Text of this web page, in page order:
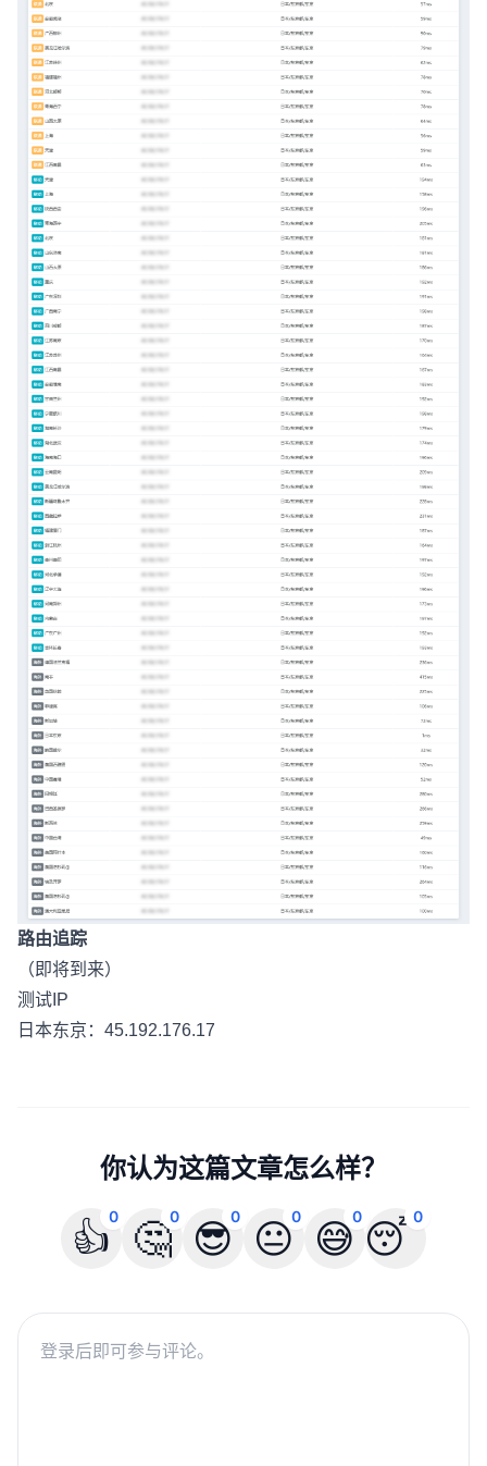
路由追踪
（即将到来）
测试IP
日本东京：45.192.176.17
你认为这篇文章怎么样？
👍0 🤔0 😎0 😐0 😅0 😴
0